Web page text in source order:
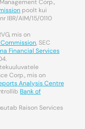
Corp.,
poolt kui
IBR/AIM/15/0110
mis on
Commission, SEC
Financial Services
Corp., mis on
Analysis Centre
Bank of
Raison Services